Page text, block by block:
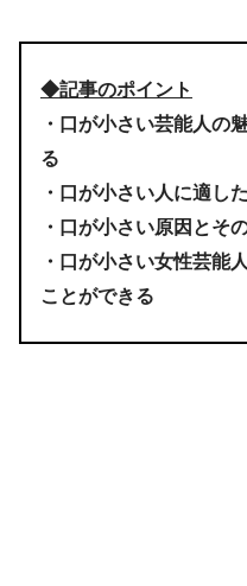
◆記事のポイント
・口が小さい芸能人の
る
・口が小さい人に適し
・口が小さい原因とそ
・口が小さい女性芸能
ことができる